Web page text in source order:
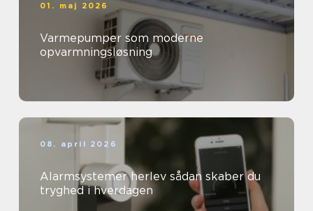
01. maj 2026
Varmepumper som moderne
opvarmningsløsning
08. april 2026
Alarmsystemer herlev sådan skaber du
tryghed i hverdagen